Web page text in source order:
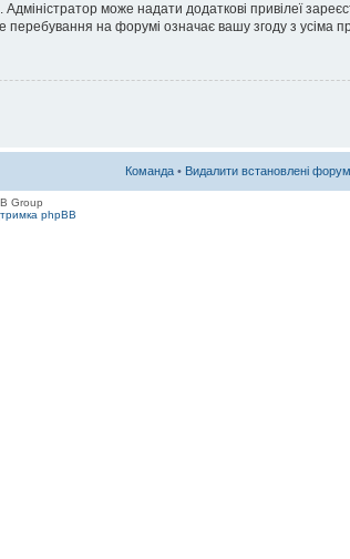
може надати додаткові привілеї
перебування на форумі означає вашу згоду з усіма
Команда • Видалити встановлені
Group
phpBB